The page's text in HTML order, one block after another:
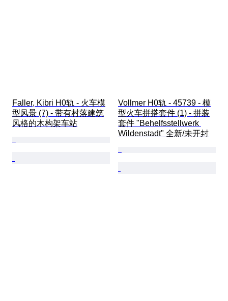
Faller, Kibri H0轨 - 火车模
型风景 (7) - 带有村落建筑
风格的木构架车站
Vollmer H0轨 - 45739 - 模
型火车拼搭套件 (1) - 拼装
套件 "Behelfsstellwerk
Wildenstadt" 全新/未开封